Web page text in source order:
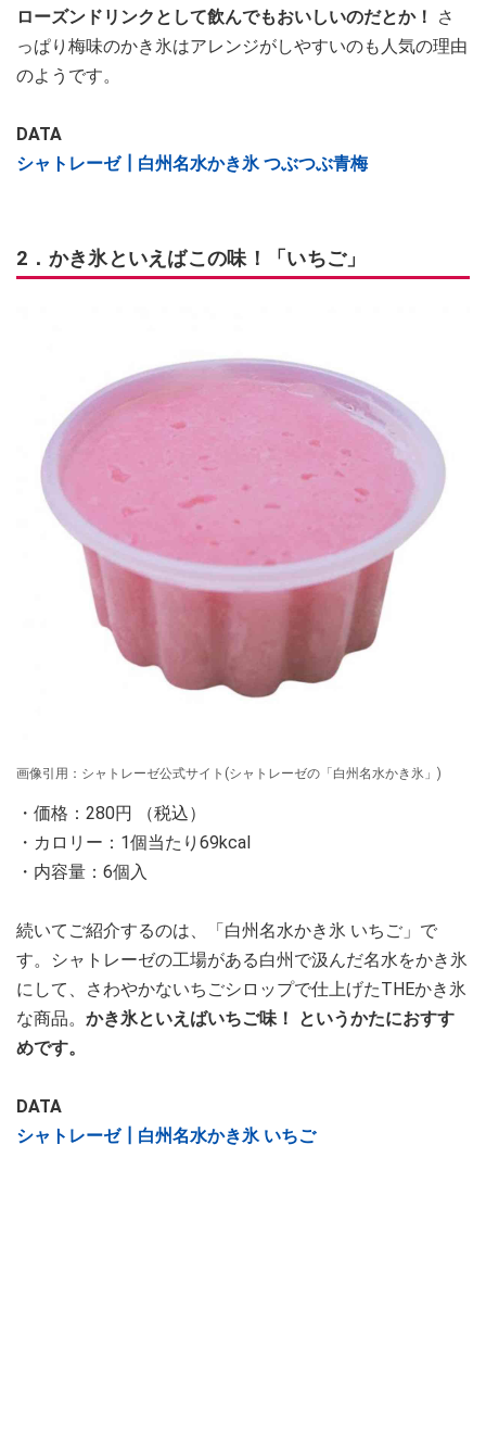
ローズンドリンクとして飲んでもおいしいのだとか！
さ
っぱり梅味のかき氷はアレンジがしやすいのも人気の理由
のようです。
DATA
シャトレーゼ┃白州名水かき氷 つぶつぶ青梅
2．かき氷といえばこの味！「いちご」
画像引用：シャトレーゼ公式サイト(シャトレーゼの「白州名水かき氷」)
・価格：280円 （税込）
・カロリー：1個当たり69kcal
・内容量：6個入
続いてご紹介するのは、「白州名水かき氷 いちご」で
す。シャトレーゼの工場がある白州で汲んだ名水をかき氷
にして、さわやかないちごシロップで仕上げたTHEかき氷
な商品。 かき氷といえばいちご味！ というかたにおすす
めです。
DATA
シャトレーゼ┃白州名水かき氷 いちご